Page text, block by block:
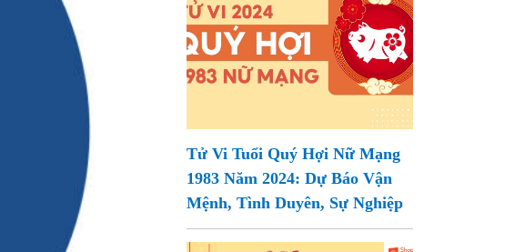
Tử Vi Tuổi Quý Hợi Nữ Mạng
1983 Năm 2024: Dự Báo Vận
Mệnh, Tình Duyên, Sự Nghiệp